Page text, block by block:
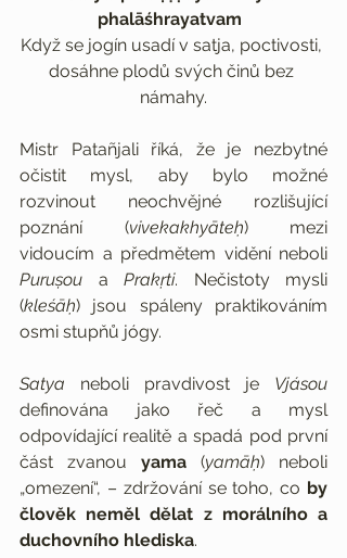
phalāśhrayatvam
Když se jogín usadí v satja, poctivosti,
dosáhne plodů svých činů bez
námahy.
Mistr Patañjali říká, že je nezbytné
očistit mysl, aby bylo možné
rozvinout neochvějné rozlišující
poznání (vivekakhyāteḥ) mezi
Puruṣou a Prakṛti. Nečistoty mysli
(kleśāḥ) jsou spáleny praktikováním
osmi stupňů jógy.
Satya neboli pravdivost je Vjásou
definována jako řeč a mysl
odpovídající realitě a spadá pod první
část zvanou yama (yamāḥ) neboli
„omezení“, – zdržování se toho, co by
člověk neměl dělat z morálního a
duchovního hlediska.